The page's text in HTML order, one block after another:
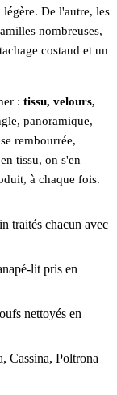
légère. De l'autre, les
nombreuses,
costaud et un
: tissu, velours,
panoramique,
rembourrée,
tissu, on s'en
à chaque fois.
traités chacun avec
lit pris en
nettoyés en
Cassina, Poltrona